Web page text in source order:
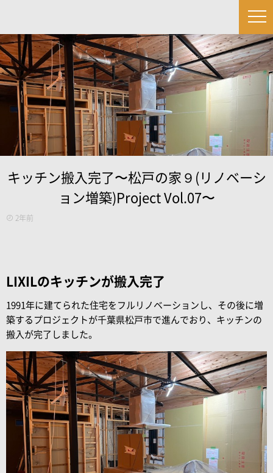
キッチン搬入完了〜松戸の家９(リノベーシ
ョン増築)Project Vol.07〜
2年前
LIXILのキッチンが搬入完了
1991年に建てられた住宅をフルリノベーションし、その後に増
築するプロジェクトが千葉県松戸市で進んでおり、キッチンの
搬入が完了しました。